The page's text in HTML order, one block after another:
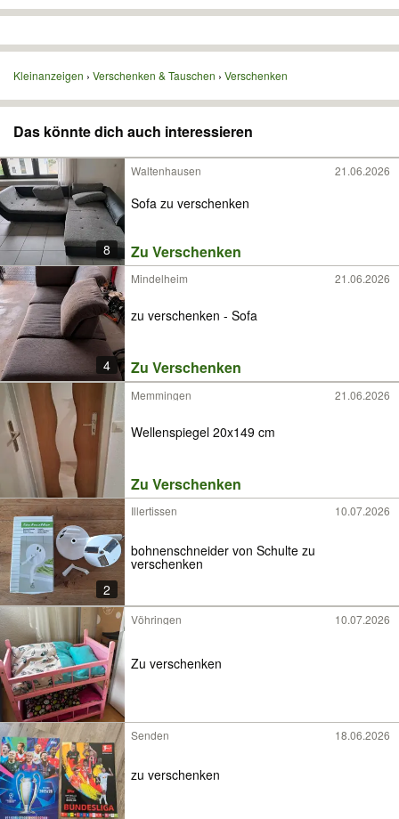
Kleinanzeigen Verschenken & Tauschen Verschenken
Das könnte dich auch interessieren
8
Waltenhausen 21.06.2026
Sofa zu verschenken
Zu Verschenken
4
Mindelheim 21.06.2026
zu verschenken - Sofa
Zu Verschenken
Memmingen 21.06.2026
Wellenspiegel 20x149 cm
Zu Verschenken
2
Illertissen 10.07.2026
bohnenschneider von Schulte zu
verschenken
Vöhringen 10.07.2026
Zu verschenken
Senden 18.06.2026
zu verschenken